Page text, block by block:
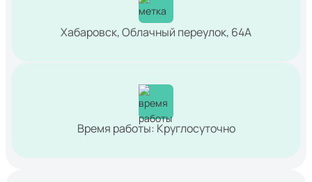
Хабаровск, Облачный переулок, 64А
Время работы: Круглосуточно